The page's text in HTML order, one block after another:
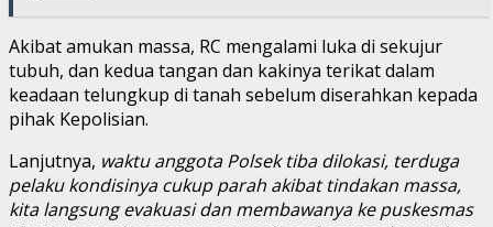
Akibat amukan massa, RC mengalami luka di sekujur
tubuh, dan kedua tangan dan kakinya terikat dalam
keadaan telungkup di tanah sebelum diserahkan kepada
pihak Kepolisian.
Lanjutnya, waktu anggota Polsek tiba dilokasi, terduga
pelaku kondisinya cukup parah akibat tindakan massa,
kita langsung evakuasi dan membawanya ke puskesmas